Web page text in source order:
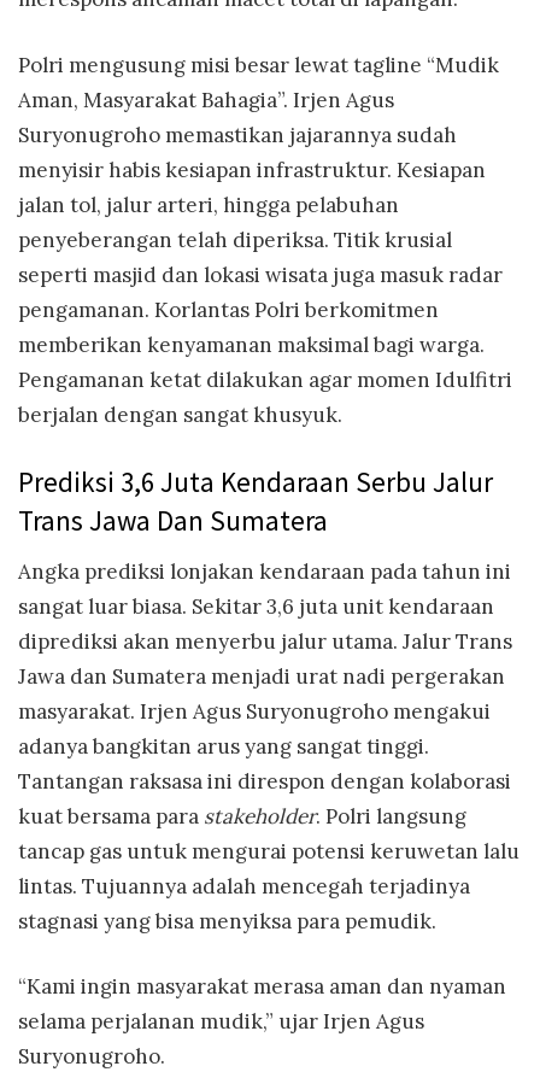
Polri mengusung misi besar lewat tagline “Mudik
Aman, Masyarakat Bahagia”. Irjen Agus
Suryonugroho memastikan jajarannya sudah
menyisir habis kesiapan infrastruktur. Kesiapan
jalan tol, jalur arteri, hingga pelabuhan
penyeberangan telah diperiksa. Titik krusial
seperti masjid dan lokasi wisata juga masuk radar
pengamanan. Korlantas Polri berkomitmen
memberikan kenyamanan maksimal bagi warga.
Pengamanan ketat dilakukan agar momen Idulfitri
berjalan dengan sangat khusyuk.
Prediksi 3,6 Juta Kendaraan Serbu Jalur
Trans Jawa Dan Sumatera
Angka prediksi lonjakan kendaraan pada tahun ini
sangat luar biasa. Sekitar 3,6 juta unit kendaraan
diprediksi akan menyerbu jalur utama. Jalur Trans
Jawa dan Sumatera menjadi urat nadi pergerakan
masyarakat. Irjen Agus Suryonugroho mengakui
adanya bangkitan arus yang sangat tinggi.
Tantangan raksasa ini direspon dengan kolaborasi
kuat bersama para stakeholder. Polri langsung
tancap gas untuk mengurai potensi keruwetan lalu
lintas. Tujuannya adalah mencegah terjadinya
stagnasi yang bisa menyiksa para pemudik.
“Kami ingin masyarakat merasa aman dan nyaman
selama perjalanan mudik,” ujar Irjen Agus
Suryonugroho.